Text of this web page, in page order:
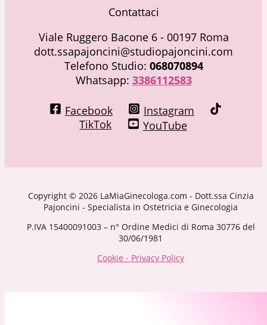
Contattaci
Viale Ruggero Bacone 6 - 00197 Roma
dott.ssapajoncini@studiopajoncini.com
Telefono Studio: 068070894
Whatsapp: 3386112583
Facebook
Instagram
TikTok
YouTube
Copyright © 2026 LaMiaGinecologa.com - Dott.ssa Cinzia
Pajoncini - Specialista in Ostetricia e Ginecologia
P.IVA 15400091003 – n° Ordine Medici di Roma 30776 del
30/06/1981
Cookie - Privacy Policy